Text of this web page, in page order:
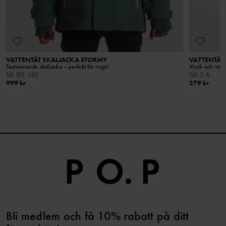
VATTENTÄT SKALJACKA STORMY
Testvinnande skaljacka – perfekt för regn!
Stl : 80-140
999 kr
Vind- och
Stl : 3-6
279 kr
Bli medlem och få 10% rabatt på ditt